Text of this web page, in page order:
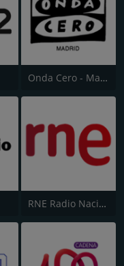
Onda Cero - Madrid
RNE Radio Nacional (Radio 1)